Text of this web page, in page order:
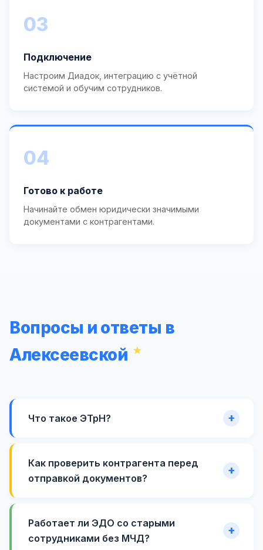
03
Подключение
Настроим Диадок, интеграцию с учётной
системой и обучим сотрудников.
04
Готово к работе
Начинайте обмен юридически значимыми
документами с контрагентами.
Вопросы и ответы в
Алексеевской
Что такое ЭТрН?
Как проверить контрагента перед
отправкой документов?
Работает ли ЭДО со старыми
сотрудниками без МЧД?